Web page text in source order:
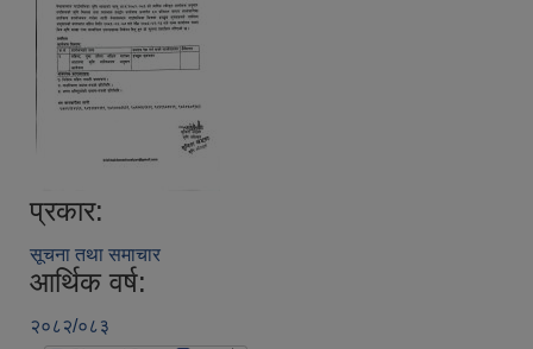
प्रकार:
सूचना तथा समाचार
आर्थिक वर्ष:
२०८२/०८३